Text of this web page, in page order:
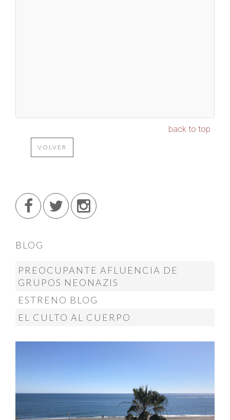
back to top
VOLVER
BLOG
PREOCUPANTE AFLUENCIA DE
GRUPOS NEONAZIS
ESTRENO BLOG
EL CULTO AL CUERPO